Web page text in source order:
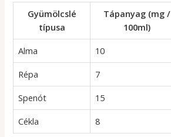
Gyümölcslé
típusa
Tápanyag (mg /
100ml)
Alma
10
Répa
7
Spenót
15
Cékla
8